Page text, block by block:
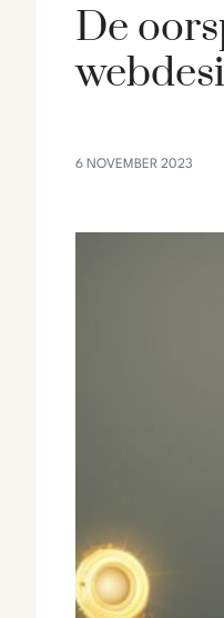
De
6 NOVEMBER 2023